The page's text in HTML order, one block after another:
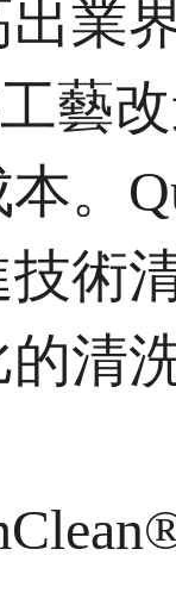
業
藝
。
術
清